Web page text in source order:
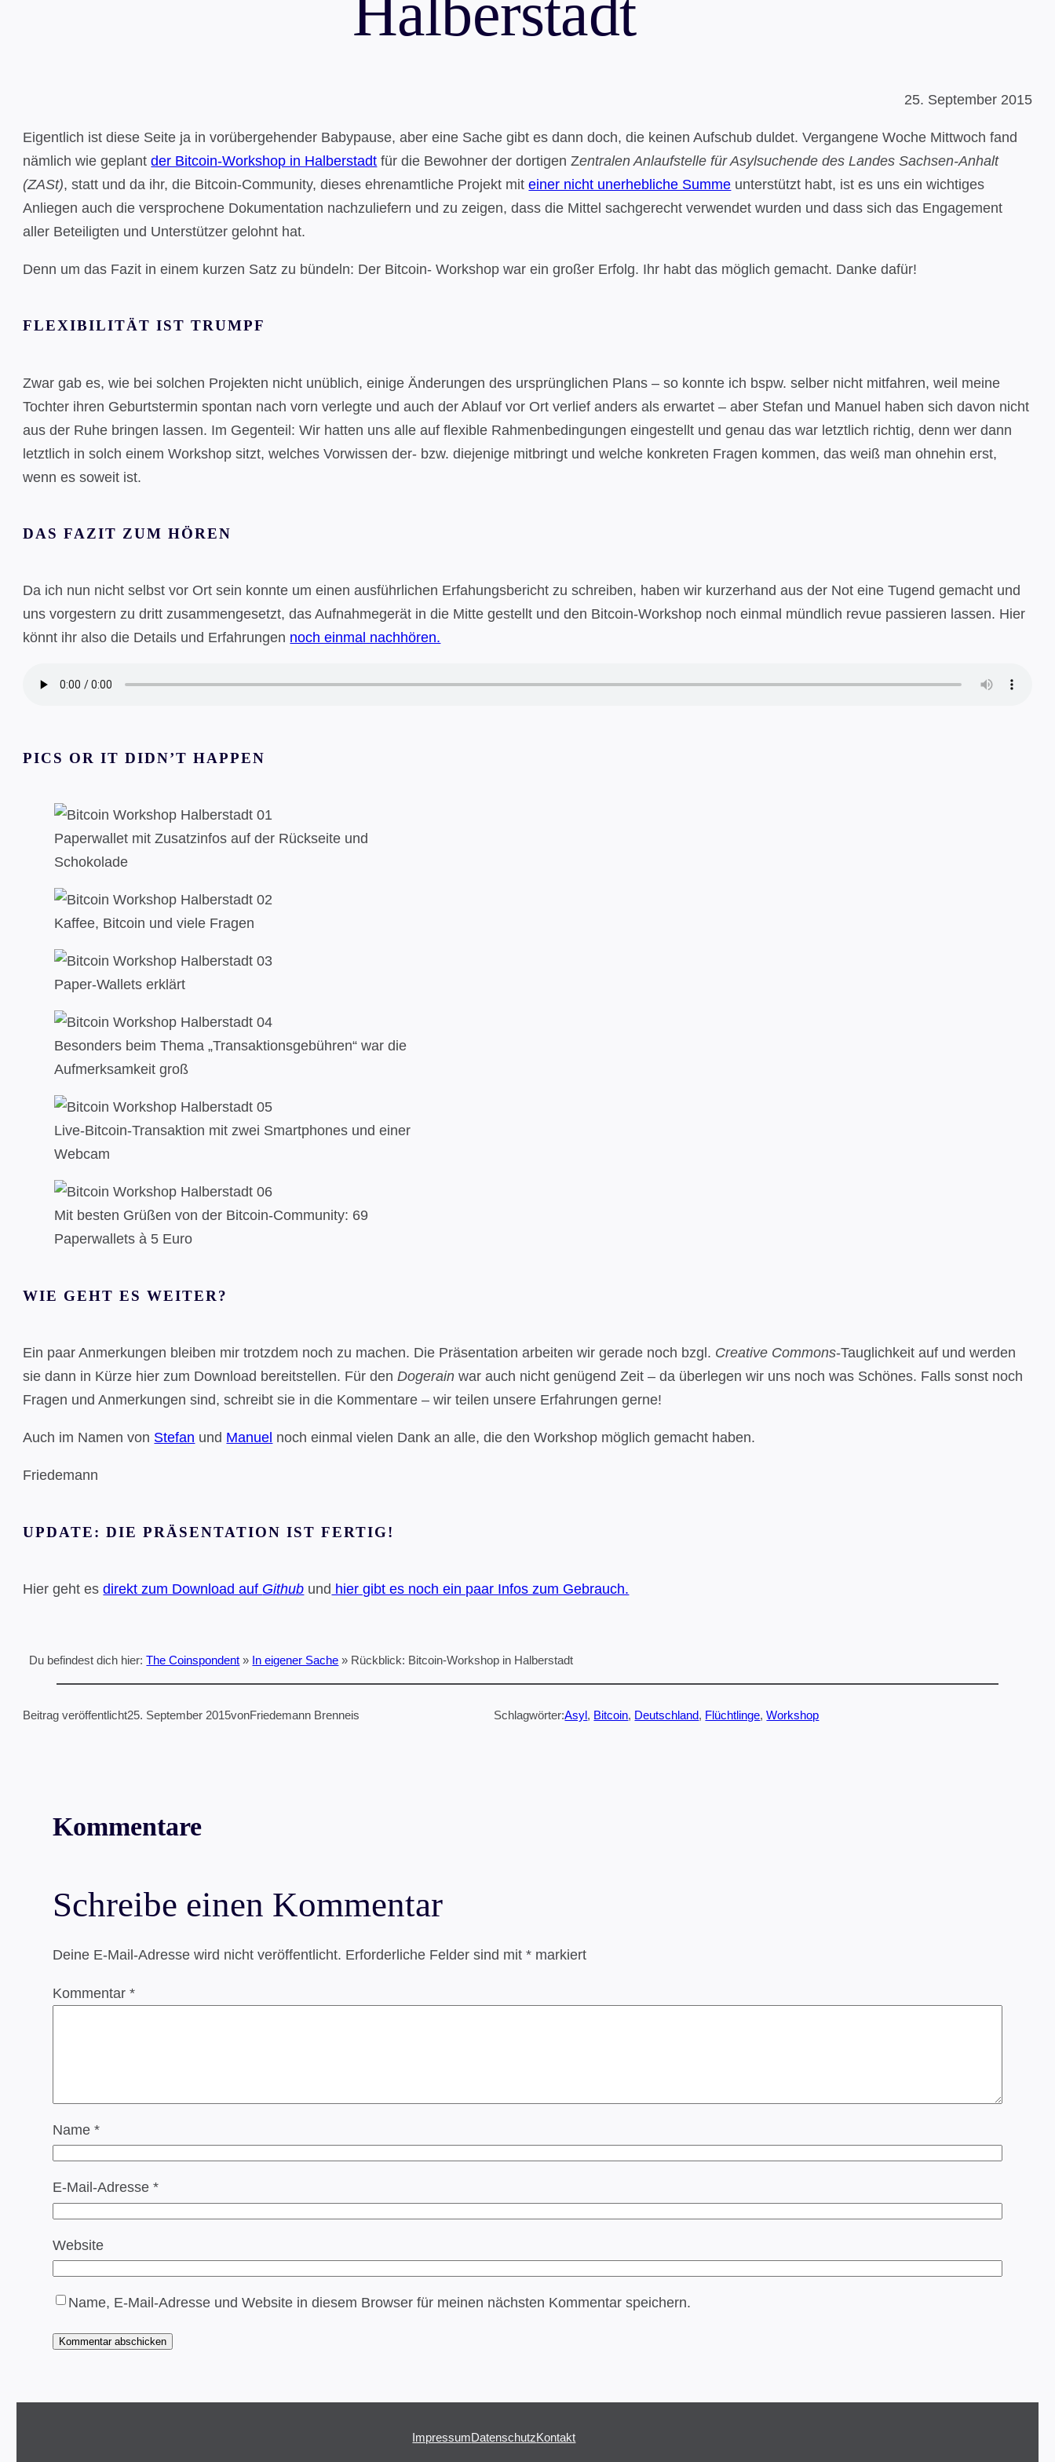
Halberstadt
25. September 2015
Eigentlich ist diese Seite ja in vorübergehender Babypause, aber eine Sache gibt es dann doch, die keinen Aufschub duldet. Vergangene Woche Mittwoch fand
nämlich wie geplantder Bitcoin-Workshop in Halberstadt für die Bewohner der dortigen Zentralen Anlaufstelle für Asylsuchende des Landes Sachsen-Anhalt
(ZASt), statt und da ihr, die Bitcoin-Community, dieses ehrenamtliche Projekt miteiner nicht unerhebliche Summe unterstützt habt, ist es uns ein wichtiges
Anliegen auch die versprochene Dokumentation nachzuliefern und zu zeigen, dass die Mittel sachgerecht verwendet wurden und dass sich das Engagement
aller Beteiligten und Unterstützer gelohnt hat.
Denn um das Fazit in einem kurzen Satz zu bündeln: Der Bitcoin- Workshop war ein großer Erfolg. Ihr habt das möglich gemacht. Danke dafür!
FLEXIBILITÄT IST TRUMPF
Zwar gab es, wie bei solchen Projekten nicht unüblich, einige Änderungen des ursprünglichen Plans – so konnte ich bspw. selber nicht mitfahren, weil meine
Tochter ihren Geburtstermin spontan nach vorn verlegte und auch der Ablauf vor Ort verlief anders als erwartet – aber Stefan und Manuel haben sich davon nicht
aus der Ruhe bringen lassen. Im Gegenteil: Wir hatten uns alle auf flexible Rahmenbedingungen eingestellt und genau das war letztlich richtig, denn wer dann
letztlich in solch einem Workshop sitzt, welches Vorwissen der- bzw. diejenige mitbringt und welche konkreten Fragen kommen, das weiß man ohnehin erst,
wenn es soweit ist.
DAS FAZIT ZUM HÖREN
Da ich nun nicht selbst vor Ort sein konnte um einen ausführlichen Erfahungsbericht zu schreiben, haben wir kurzerhand aus der Not eine Tugend gemacht und
uns vorgestern zu dritt zusammengesetzt, das Aufnahmegerät in die Mitte gestellt und den Bitcoin-Workshop noch einmal mündlich revue passieren lassen. Hier
könnt ihr also die Details und Erfahrungen noch einmal nachhören.
PICS OR IT DIDN’T HAPPEN
Paperwallet mit Zusatzinfos auf der Rückseite und
Schokolade
Kaffee, Bitcoin und viele Fragen
Paper-Wallets erklärt
Besonders beim Thema „Transaktionsgebühren“ war die
Aufmerksamkeit groß
Live-Bitcoin-Transaktion mit zwei Smartphones und einer
Webcam
Mit besten Grüßen von der Bitcoin-Community: 69
Paperwallets à 5 Euro
WIE GEHT ES WEITER?
Ein paar Anmerkungen bleiben mir trotzdem noch zu machen. Die Präsentation arbeiten wir gerade noch bzgl. Creative Commons-Tauglichkeit auf und werden
sie dann in Kürze hier zum Download bereitstellen. Für denDogerain war auch nicht genügend Zeit – da überlegen wir uns noch was Schönes. Falls sonst noch
Fragen und Anmerkungen sind, schreibt sie in die Kommentare – wir teilen unsere Erfahrungen gerne!
Auch im Namen von Stefan und Manuel noch einmal vielen Dank an alle, die den Workshop möglich gemacht haben.
Friedemann
UPDATE: DIE PRÄSENTATION IST FERTIG!
Hier geht esdirekt zum Download auf Github und hier gibt es noch ein paar Infos zum Gebrauch.
Du befindest dich hier: The Coinspondent » In eigener Sache » Rückblick: Bitcoin-Workshop in Halberstadt
Beitrag veröffentlicht25. September 2015vonFriedemann Brenneis Schlagwörter:Asyl, Bitcoin, Deutschland, Flüchtlinge, Workshop
Kommentare
Schreibe einen Kommentar
Deine E-Mail-Adresse wird nicht veröffentlicht. Erforderliche Felder sind mit *markiert
Kommentar *
Name *
E-Mail-Adresse *
Website
Name, E-Mail-Adresse und Website in diesem Browser für meinen nächsten Kommentar speichern.
ImpressumDatenschutzKontakt